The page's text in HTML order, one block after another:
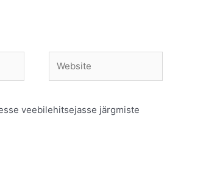
veebilehitsejasse järgmiste